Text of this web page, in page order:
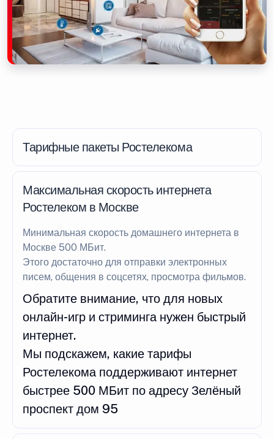
Тарифные пакеты Ростелекома
Максимальная скорость интернета
Ростелеком в Москве
Минимальная скорость домашнего интернета в
Москве 500 МБит.
Этого достаточно для отправки электронных
писем, общения в соцсетях, просмотра фильмов.
Обратите внимание, что для новых
онлайн-игр и стриминга нужен быстрый
интернет.
Мы подскажем, какие тарифы
Ростелекома поддерживают интернет
быстрее 500 МБит по адресу Зелёный
проспект дом 95